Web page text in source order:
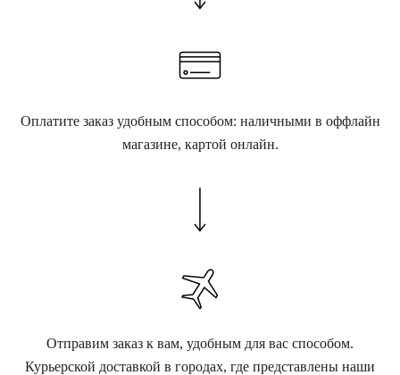
Оплатите заказ удобным способом: наличными в оффлайн
магазине, картой онлайн.
Отправим заказ к вам, удобным для вас способом.
Курьерской доставкой в городах, где представлены наши